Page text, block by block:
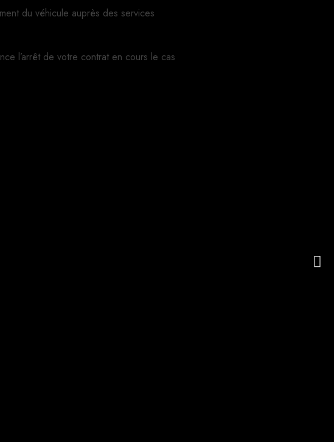
du véhicule auprès des services
l’arrêt de votre contrat en cours le cas